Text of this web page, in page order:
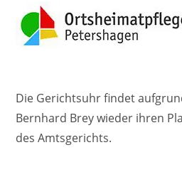
Die Gerichtsuhr findet
Bernhard Brey wieder ihren
des Amtsgerichts.